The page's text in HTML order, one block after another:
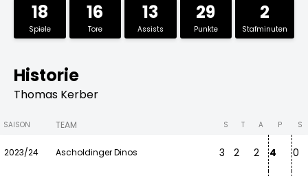
18
Spiele
16
Tore
13
Assists
29
Punkte
2
Stafminuten
Historie
Thomas Kerber
SAISON TEAM S T A P S
2023/24 Ascholdinger Dinos 3 2 2 4 0